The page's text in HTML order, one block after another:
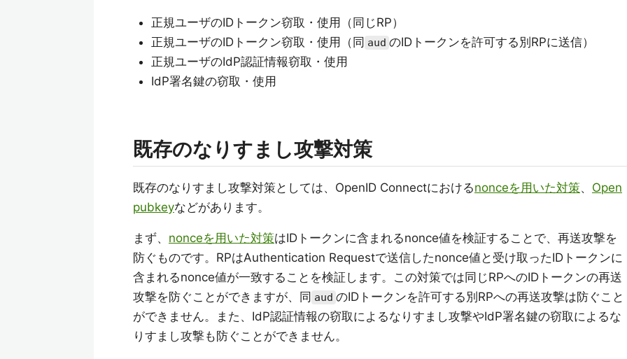
正規ユーザのIDトークン窃取・使用（同じRP）
正規ユーザのIDトークン窃取・使用（同 aud のIDトークンを許可する別RPに送信）
正規ユーザのIdP認証情報窃取・使用
IdP署名鍵の窃取・使用
既存のなりすまし攻撃対策
既存のなりすまし攻撃対策としては、OpenID Connectにおけるnonceを用いた対策、 Open
pubkeyなどがあります。
まず、 nonceを用いた対策はIDトークンに含まれるnonce値を検証することで、再送攻撃を
防ぐものです。RPはAuthentication Requestで送信したnonce値と受け取ったIDトークンに
含まれるnonce値が一致することを検証します。この対策では同じRPへのIDトークンの再送
攻撃を防ぐことができますが、同 aud のIDトークンを許可する別RPへの再送攻撃は防ぐこと
ができません。また、IdP認証情報の窃取によるなりすまし攻撃やIdP署名鍵の窃取によるな
りすまし攻撃も防ぐことができません。